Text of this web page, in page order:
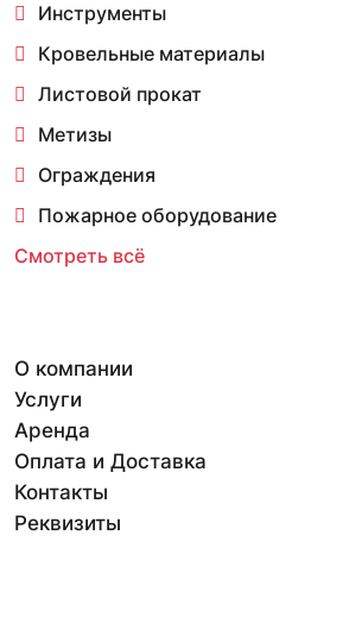
Инструменты
Кровельные материалы
Листовой прокат
Метизы
Ограждения
Пожарное оборудование
Смотреть всё
О компании
Услуги
Аренда
Оплата и Доставка
Контакты
Реквизиты